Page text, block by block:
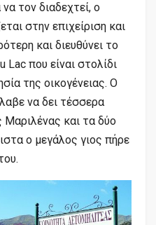
τον διαδεχτεί, ο
στην επιχείριση και
και διευθύνει το
που είναι στολίδι
της οικογένειας. Ο
να δει τέσσερα
Μαριλένας και τα δύο
ο μεγάλος γιος πήρε